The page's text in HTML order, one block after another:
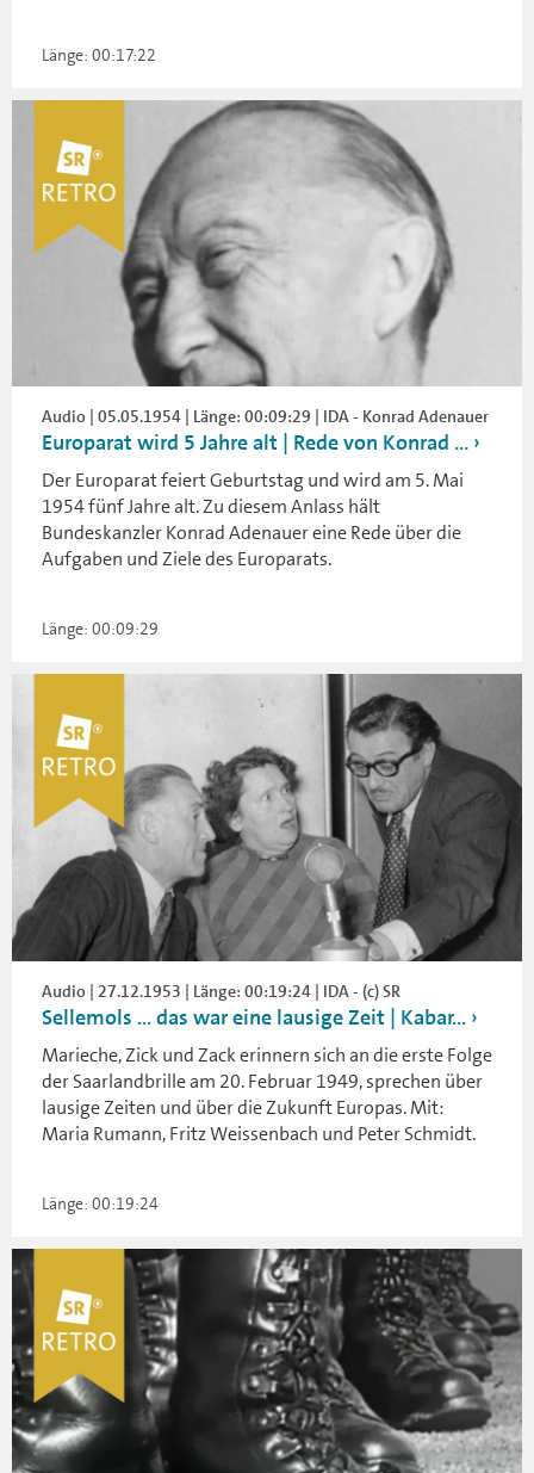
Länge: 00:17:22
Audio | 05.05.1954 | Länge: 00:09:29 | IDA - Konrad Adenauer
Europarat wird 5 Jahre alt | Rede von Konrad ...
Der Europarat feiert Geburtstag und wird am 5. Mai
1954 fünf Jahre alt. Zu diesem Anlass hält
Bundeskanzler Konrad Adenauer eine Rede über die
Aufgaben und Ziele des Europarats.
Länge: 00:09:29
Audio | 27.12.1953 | Länge: 00:19:24 | IDA - (c) SR
Sellemols … das war eine lausige Zeit | Kabar...
Marieche, Zick und Zack erinnern sich an die erste Folge
der Saarlandbrille am 20. Februar 1949, sprechen über
lausige Zeiten und über die Zukunft Europas. Mit:
Maria Rumann, Fritz Weissenbach und Peter Schmidt.
Länge: 00:19:24